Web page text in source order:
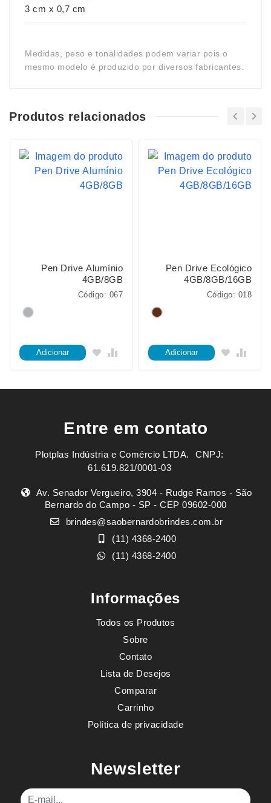
3 cm x 0,7 cm
Medidas, peso e tonalidades podem variar pois o
mesmo modelo é produzido por diversos fabricantes.
Produtos relacionados
Pen Drive Alumínio
4GB/8GB
Código: 067
Adicionar
Pen Drive Ecológico
4GB/8GB/16GB
Código: 018
Adicionar
Entre em contato
Plotplas Indústria e Comércio LTDA. ㅤㅤㅤ CNPJ:
61.619.821/0001-03
Av. Senador Vergueiro, 3904 - Rudge Ramos - São
Bernardo do Campo - SP - CEP 09602-000
brindes@saobernardobrindes.com.br
(11) 4368-2400
(11) 4368-2400
Informações
Todos os Produtos
Sobre
Contato
Lista de Desejos
Comparar
Carrinho
Política de privacidade
Newsletter
E-mail